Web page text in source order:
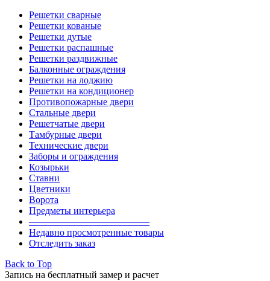
Решетки сварные
Решетки кованые
Решетки дутые
Решетки распашные
Решетки раздвижные
Балконные ограждения
Решетки на лоджию
Решетки на кондиционер
Противопожарные двери
Стальные двери
Решетчатые двери
Тамбурные двери
Технические двери
Заборы и ограждения
Козырьки
Ставни
Цветники
Ворота
Предметы интерьера
————————————–
Недавно просмотренные товары
Отследить заказ
Back to Top
Запись на бесплатный замер и расчет